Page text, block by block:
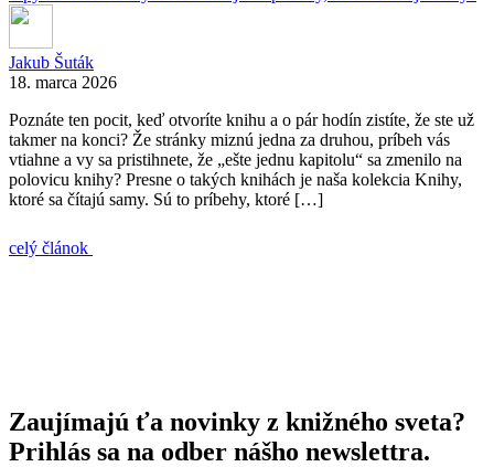
Jakub Šuták
18. marca 2026
Poznáte ten pocit, keď otvoríte knihu a o pár hodín zistíte, že ste už
takmer na konci? Že stránky miznú jedna za druhou, príbeh vás
vtiahne a vy sa pristihnete, že „ešte jednu kapitolu“ sa zmenilo na
polovicu knihy? Presne o takých knihách je naša kolekcia Knihy,
ktoré sa čítajú samy. Sú to príbehy, ktoré […]
celý článok
Zaujímajú ťa novinky z knižného sveta?
Prihlás sa na odber nášho newslettra.